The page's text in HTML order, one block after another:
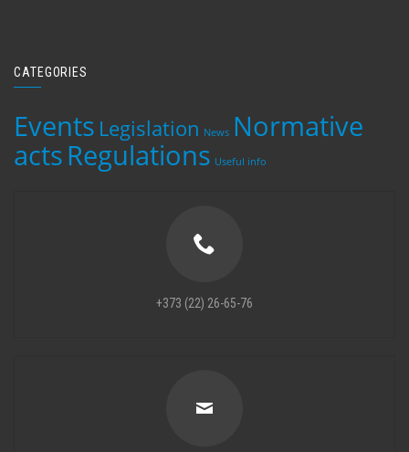
CATEGORIES
Events Legislation News Normative
actsRegulations Useful info
+373 (22) 26-65-76